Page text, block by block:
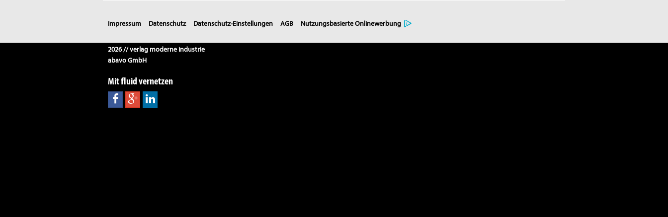
Impressum Datenschutz Datenschutz-Einstellungen AGB Nutzungsbasierte Onlinewerbung
2026 // verlag moderne industrie
abavo GmbH
Mit fluid vernetzen